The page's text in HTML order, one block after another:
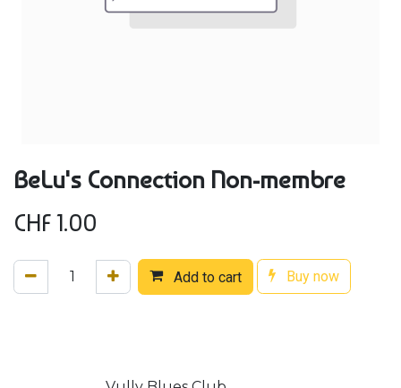
BeLu's Connection Non-membre
CHF1.00
Add to cart Buy now